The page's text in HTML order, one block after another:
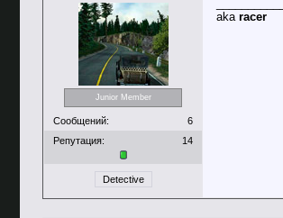
Junior Member
Сообщений:
6
Репутация:
14
Detective
aka racer